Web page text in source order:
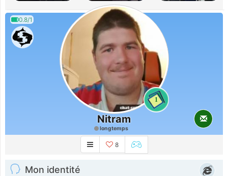
0.8/1
1
Nitram
longtemps
8
Mon identité